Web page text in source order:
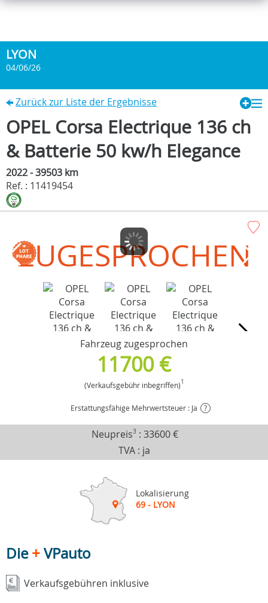
LYON
04/06/26
Zurück zur Liste der Ergebnisse
OPEL Corsa Electrique 136 ch
& Batterie 50 kw/h Elegance
2022 - 39503 km
Ref. : 11419454
ZUGESPROCHEN
Fahrzeug zugesprochen
11700 €
(Verkaufsgebühr inbegriffen)1
Erstattungsfähige Mehrwertsteuer : Ja ?
Neupreis3 : 33600 €
TVA : ja
Lokalisierung
69 - LYON
Die+VPauto
Verkaufsgebühren inklusive